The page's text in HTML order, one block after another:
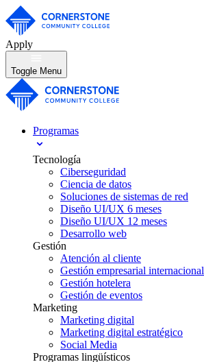
Apply
Toggle Menu
Programas
Tecnología
Ciberseguridad
Ciencia de datos
Soluciones de sistemas de red
Diseño UI/UX 6 meses
Diseño UI/UX 12 meses
Desarrollo web
Gestión
Atención al cliente
Gestión empresarial internacional
Gestión hotelera
Gestión de eventos
Marketing
Marketing digital
Marketing digital estratégico
Social Media
Programas lingüísticos